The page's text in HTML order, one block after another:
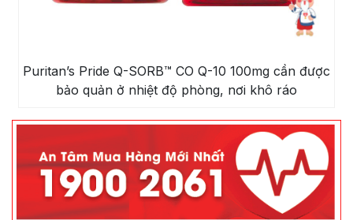
Puritan’s Pride Q-SORB™ CO Q-10 100mg cần được
bảo quản ở nhiệt độ phòng, nơi khô ráo